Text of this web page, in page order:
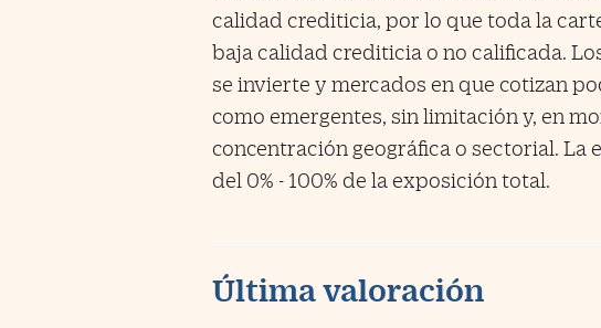
calidad crediticia, por lo que toda la
baja calidad crediticia o no calificada.
se invierte y mercados en que cotizan
como emergentes, sin limitación y, en
concentración geográfica o sectorial. La
del 0% - 100% de la exposición total.
Última valoración